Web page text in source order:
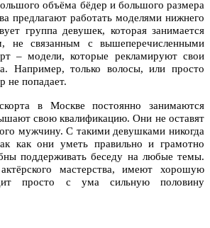
объёма бёдер и большого размера
предлагают работать моделями нижнего
группа девушек, которая занимается
не связанным с вышеперечисленными
– модели, которые рекламируют свои
Например, только волосы, или просто
не попадает.
в Москве постоянно занимаются
свою квалификацию. Они не оставят
мужчину. С такими девушками никогда
как они уметь правильно и грамотно
поддерживать беседу на любые темы.
мастерства, имеют хорошую
просто с ума сильную половину